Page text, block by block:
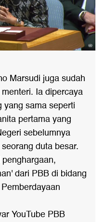
Marsudi juga sudah
Ia dipercaya
yang sama seperti
pertama yang
sebelumnya
duta besar.
dari PBB di bidang
YouTube PBB